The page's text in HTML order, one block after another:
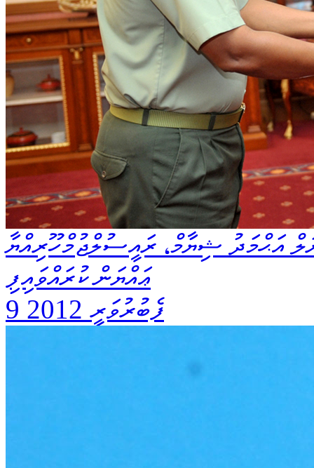
އަޙްމަދު ޝިޔާމް، ރައީސުލްޖުމްހޫރިއްޔާ
ޢައްޔަން ކުރައްވައިފި
9 ފެބުރުވަރީ 2012